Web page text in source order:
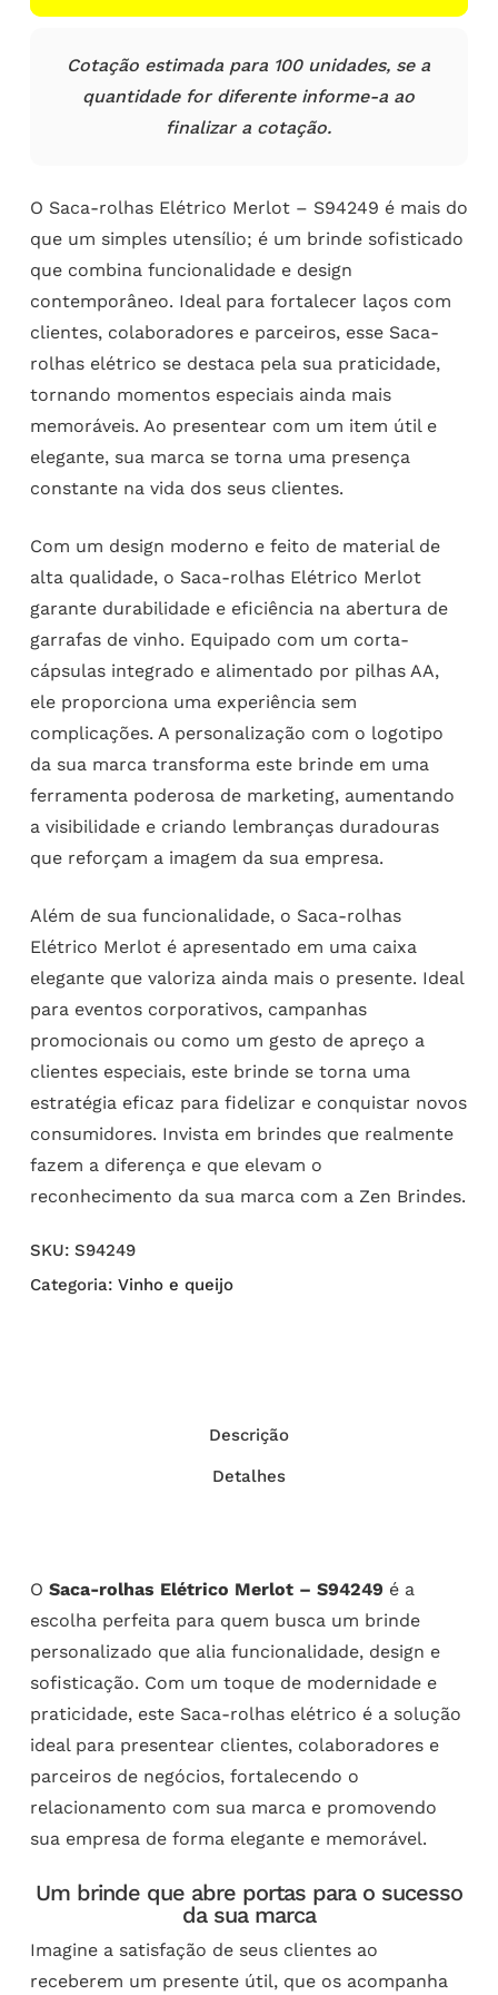
Cotação estimada para 100 unidades, se a
quantidade for diferente informe-a ao
finalizar a cotação.
O Saca-rolhas Elétrico Merlot – S94249 é mais do
que um simples utensílio; é um brinde sofisticado
que combina funcionalidade e design
contemporâneo. Ideal para fortalecer laços com
clientes, colaboradores e parceiros, esse Saca-
rolhas elétrico se destaca pela sua praticidade,
tornando momentos especiais ainda mais
memoráveis. Ao presentear com um item útil e
elegante, sua marca se torna uma presença
constante na vida dos seus clientes.
Com um design moderno e feito de material de
alta qualidade, o Saca-rolhas Elétrico Merlot
garante durabilidade e eficiência na abertura de
garrafas de vinho. Equipado com um corta-
cápsulas integrado e alimentado por pilhas AA,
ele proporciona uma experiência sem
complicações. A personalização com o logotipo
da sua marca transforma este brinde em uma
ferramenta poderosa de marketing, aumentando
a visibilidade e criando lembranças duradouras
que reforçam a imagem da sua empresa.
Além de sua funcionalidade, o Saca-rolhas
Elétrico Merlot é apresentado em uma caixa
elegante que valoriza ainda mais o presente. Ideal
para eventos corporativos, campanhas
promocionais ou como um gesto de apreço a
clientes especiais, este brinde se torna uma
estratégia eficaz para fidelizar e conquistar novos
consumidores. Invista em brindes que realmente
fazem a diferença e que elevam o
reconhecimento da sua marca com a Zen Brindes.
SKU: S94249
Categoria: Vinho e queijo
Descrição
Detalhes
O Saca-rolhas Elétrico Merlot – S94249 é a
escolha perfeita para quem busca um brinde
personalizado que alia funcionalidade, design e
sofisticação. Com um toque de modernidade e
praticidade, este Saca-rolhas elétrico é a solução
ideal para presentear clientes, colaboradores e
parceiros de negócios, fortalecendo o
relacionamento com sua marca e promovendo
sua empresa de forma elegante e memorável.
Um brinde que abre portas para o sucesso
da sua marca
Imagine a satisfação de seus clientes ao
receberem um presente útil, que os acompanha